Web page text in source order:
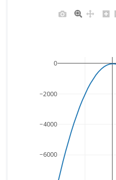
−6000
−4000
−2000
0